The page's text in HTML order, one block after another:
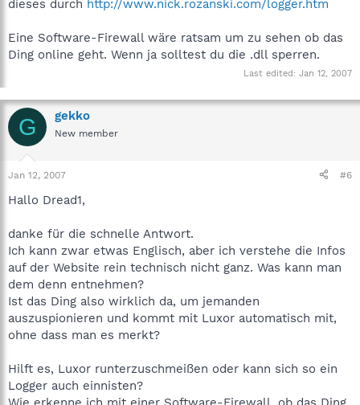
dieses durch http://www.nick.rozanski.com/logger.htm
Eine Software-Firewall wäre ratsam um zu sehen ob das
Ding online geht. Wenn ja solltest du die .dll sperren.
Last edited: Jan 12, 2007
G gekko
New member
Jan 12, 2007 #6
Hallo Dread1,
danke für die schnelle Antwort.
Ich kann zwar etwas Englisch, aber ich verstehe die Infos
auf der Website rein technisch nicht ganz. Was kann man
dem denn entnehmen?
Ist das Ding also wirklich da, um jemanden
auszuspionieren und kommt mit Luxor automatisch mit,
ohne dass man es merkt?
Hilft es, Luxor runterzuschmeißen oder kann sich so ein
Logger auch einnisten?